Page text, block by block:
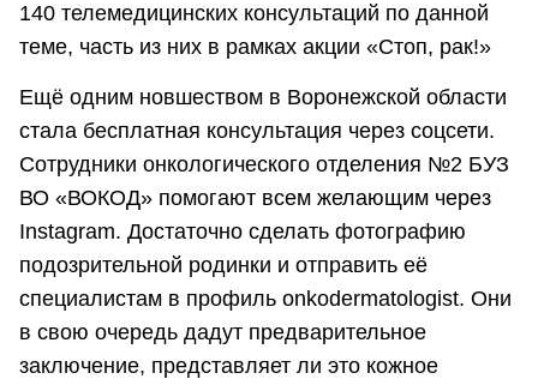
140 телемедицинских консультаций по данной
теме, часть из них в рамках акции «Стоп, рак!»
Ещё одним новшеством в Воронежской области
стала бесплатная консультация через соцсети.
Сотрудники онкологического отделения №2 БУЗ
ВО «ВОКОД» помогают всем желающим через
Instagram. Достаточно сделать фотографию
подозрительной родинки и отправить её
специалистам в профиль onkodermatologist. Они
в свою очередь дадут предварительное
заключение, представляет ли это кожное